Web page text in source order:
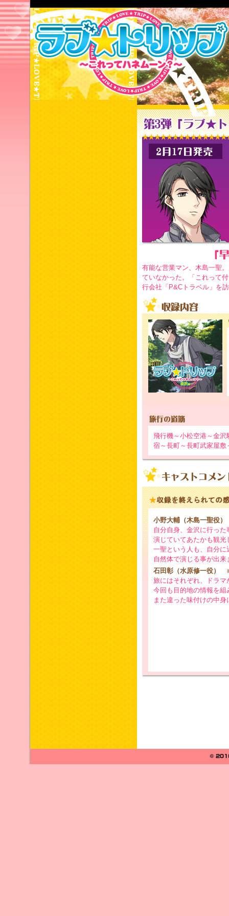
有能な営業マン、木島一聖
ていなかった。「これって
行会社「P&Cトラベル」を
飛行機～小松空港～金沢
宿～長町～長町武家屋
小野大輔（木島一聖役）
自分自身、金沢に行っ
演じていてあたかも観
一聖という人も、自分
自然体で演じる事が出来
石田彰（水原修一役）
旅にはそれぞれ、ドラマ
今回も目的地の情報を組
また違った味付けの中